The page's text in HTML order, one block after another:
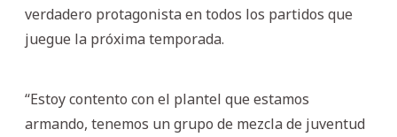
verdadero protagonista en todos los partidos que
juegue la próxima temporada.
“Estoy contento con el plantel que estamos
armando, tenemos un grupo de mezcla de juventud